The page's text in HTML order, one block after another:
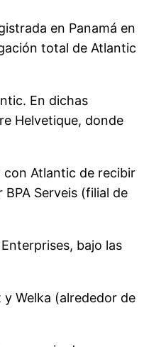
en Panamá en
total de Atlantic
En dichas
Helvetique, donde
con Atlantic de recibir
Serveis (filial de
bajo las
Welka (alrededor de